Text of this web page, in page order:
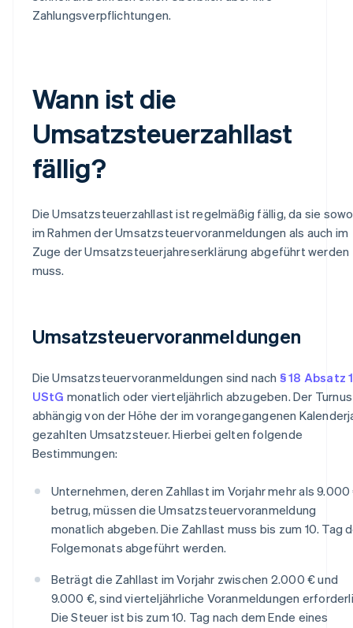
Zahlungsverpflichtungen.
Wann ist die
Umsatzsteuerzahllast
fällig?
Die Umsatzsteuerzahllast ist regelmäßig fällig, da sie
im Rahmen der Umsatzsteuervoranmeldungen als auch im
Zuge der Umsatzsteuerjahreserklärung abgeführt werden
muss.
Umsatzsteuervoranmeldungen
Die Umsatzsteuervoranmeldungen sind nach § 18 Absatz 1
UStG monatlich oder vierteljährlich abzugeben. Der
abhängig von der Höhe der im vorangegangenen
gezahlten Umsatzsteuer. Hierbei gelten folgende
Bestimmungen:
Unternehmen, deren Zahllast im Vorjahr mehr als
betrug, müssen die Umsatzsteuervoranmeldung
monatlich abgeben. Die Zahllast muss bis zum 10. Tag
Folgemonats abgeführt werden.
Beträgt die Zahllast im Vorjahr zwischen 2.000 € und
9.000 €, sind vierteljährliche Voranmeldungen
Die Steuer ist bis zum 10. Tag nach dem Ende eines